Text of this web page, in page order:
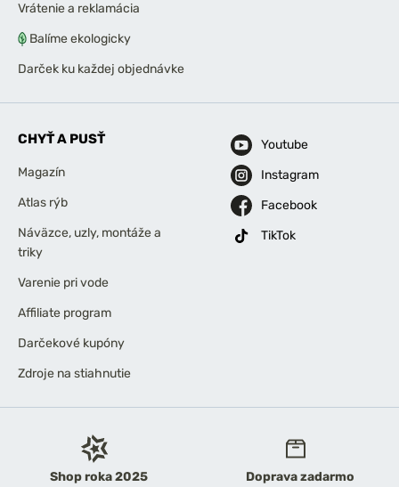
Shop roka 2025
Doprava zadarmo
Vrátenie a reklamácia
Balíme ekologicky
Darček ku každej objednávke
CHYŤ A PUSŤ
Magazín
Atlas rýb
Náväzce, uzly, montáže a
triky
Varenie pri vode
Affiliate program
Darčekové kupóny
Zdroje na stiahnutie
Youtube
Instagram
Facebook
TikTok